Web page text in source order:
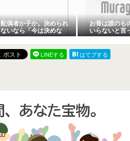
配偶者か子か。決められ
ないなら「今は決めな
い」｜相続登記を急ぐ前
に
お骨は誰の
いらないと言
LINEする
はてブする